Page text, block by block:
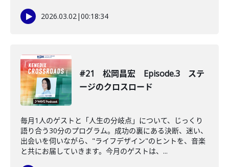
2026.03.02|00:18:34
#21 松岡昌宏 Episode.3 ステ
ージのクロスロード
毎月1人のゲストと「人生の分岐点」について、じっくり
語り合う30分のプログラム。成功の裏にある決断、迷い、
出会いを伺いながら、"ライフデザイン"のヒントを、音楽
と共にお届していきます。今月のゲストは、...